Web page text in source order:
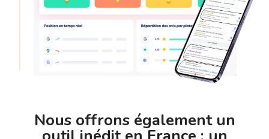
Nous offrons également un